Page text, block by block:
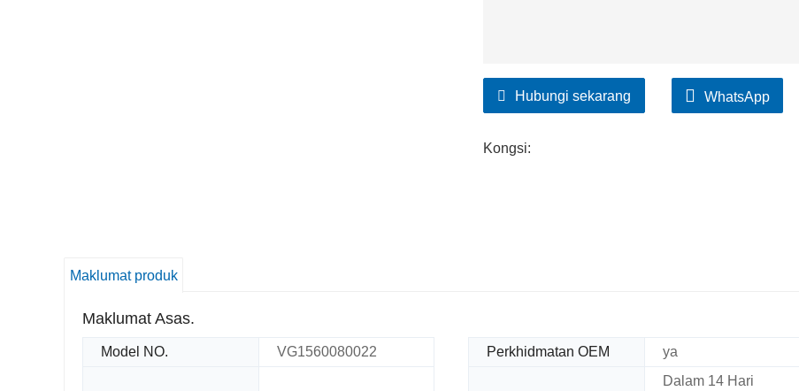
Hubungi sekarang WhatsApp
Kongsi:
Maklumat produk
Maklumat Asas.
Model NO. VG1560080022 Perkhidmatan OEM ya
Dalam 14 Hari